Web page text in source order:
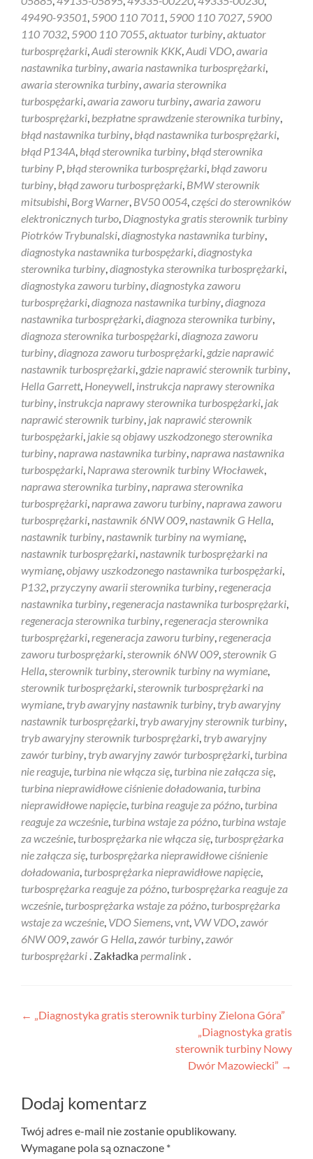
49490-93501, 5900 110 7011, 5900 110 7027, 5900
110 7032, 5900 110 7055,aktuator turbiny,aktuator
turbosprężarki,Audi sterownik KKK,Audi VDO,awaria
nastawnika turbiny,awaria nastawnika turbosprężarki,
awaria sterownika turbiny,awaria sterownika
turbospężarki,awaria zaworu turbiny,awaria zaworu
turbosprężarki, bezpłatne sprawdzenie sterownika turbiny,
błąd nastawnika turbiny, błąd nastawnika turbosprężarki,
błąd P134A, błąd sterownika turbiny, błąd sterownika
turbiny P, błąd sterownika turbosprężarki, błąd zaworu
turbiny, błąd zaworu turbosprężarki, BMW sterownik
mitsubishi, Borg Warner, BV50 0054,części do sterowników
elektronicznych turbo, Diagnostyka gratis sterownik turbiny
Piotrków Trybunalski,diagnostyka nastawnika turbiny,
diagnostyka nastawnika turbospężarki,diagnostyka
sterownika turbiny,diagnostyka sterownika turbosprężarki,
diagnostyka zaworu turbiny,diagnostyka zaworu
turbosprężarki,diagnoza nastawnika turbiny,diagnoza
nastawnika turbosprężarki,diagnoza sterownika turbiny,
diagnoza sterownika turbospężarki,diagnoza zaworu
turbiny,diagnoza zaworu turbosprężarki, gdzie naprawić
nastawnik turbosprężarki, gdzie naprawić sterownik turbiny,
Hella Garrett, Honeywell, instrukcja naprawy sterownika
turbiny, instrukcja naprawy sterownika turbospężarki, jak
naprawić sterownik turbiny, jak naprawić sterownik
turbospężarki, jakie są objawy uszkodzonego sterownika
turbiny,naprawa nastawnika turbiny,naprawa nastawnika
turbospężarki, Naprawa sterownik turbiny Włocławek,
naprawa sterownika turbiny,naprawa sterownika
turbosprężarki,naprawa zaworu turbiny,naprawa zaworu
turbosprężarki,nastawnik 6NW 009,nastawnik G Hella,
nastawnik turbiny,nastawnik turbiny na wymianę,
nastawnik turbosprężarki,nastawnik turbosprężarki na
wymianę,objawy uszkodzonego nastawnika turbospężarki,
P132,przyczyny awarii sterownika turbiny,regeneracja
nastawnika turbiny,regeneracja nastawnika turbosprężarki,
regeneracja sterownika turbiny,regeneracja sterownika
turbosprężarki,regeneracja zaworu turbiny,regeneracja
zaworu turbosprężarki,sterownik 6NW 009,sterownik G
Hella,sterownik turbiny,sterownik turbiny na wymiane,
sterownik turbosprężarki,sterownik turbosprężarki na
wymiane, tryb awaryjny nastawnik turbiny, tryb awaryjny
nastawnik turbosprężarki, tryb awaryjny sterownik turbiny,
tryb awaryjny sterownik turbosprężarki, tryb awaryjny
zawór turbiny, tryb awaryjny zawór turbosprężarki, turbina
nie reaguje, turbina nie włącza się, turbina nie załącza się,
turbina nieprawidłowe ciśnienie doładowania, turbina
nieprawidłowe napięcie, turbina reaguje za późno, turbina
reaguje za wcześnie, turbina wstaje za późno, turbina wstaje
za wcześnie, turbosprężarka nie włącza się, turbosprężarka
nie załącza się, turbosprężarka nieprawidłowe ciśnienie
doładowania, turbosprężarka nieprawidłowe napięcie,
turbosprężarka reaguje za późno, turbosprężarka reaguje za
wcześnie, turbosprężarka wstaje za późno, turbosprężarka
wstaje za wcześnie, VDO Siemens,vnt, VW VDO,zawór
6NW 009,zawór G Hella,zawór turbiny,zawór
turbosprężarki. Zakładkapermalink.
Nawigacja
← „Diagnostyka gratis sterownik turbiny Zielona Góra”
„Diagnostyka gratis
sterownik turbiny Nowy
Dwór Mazowiecki” →
Dodaj komentarz
Twój adres e-mail nie zostanie opublikowany.
Wymagane pola są oznaczone *